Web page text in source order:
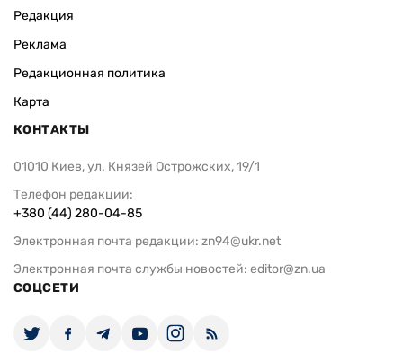
Редакция
Реклама
Редакционная политика
Карта
КОНТАКТЫ
01010 Киев, ул. Князей Острожских, 19/1
Телефон редакции:
+380 (44) 280-04-85
Электронная почта редакции: zn94@ukr.net
Электронная почта службы новостей: editor@zn.ua
СОЦСЕТИ